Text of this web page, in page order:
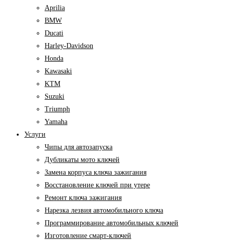
Aprilia
BMW
Ducati
Harley-Davidson
Honda
Kawasaki
KTM
Suzuki
Triumph
Yamaha
Услуги
Чипы для автозапуска
Дубликаты мото ключей
Замена корпуса ключа зажигания
Восстановление ключей при утере
Ремонт ключа зажигания
Нарезка лезвия автомобильного ключа
Программирование автомобильных ключей
Изготовление смарт-ключей